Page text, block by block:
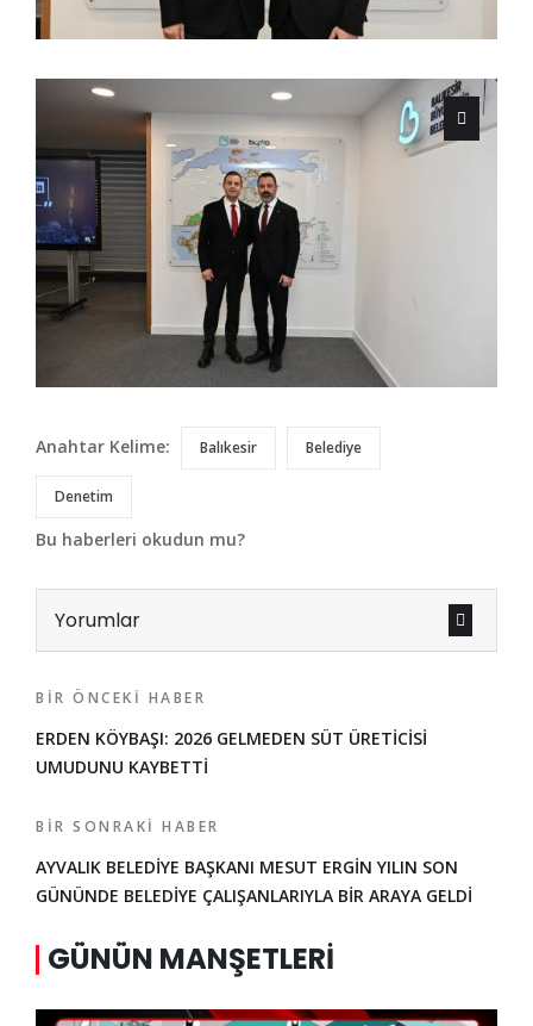
Anahtar Kelime: Balıkesir Belediye
Denetim
Bu haberleri okudun mu?
Yorumlar
BIR ÖNCEKI HABER
ERDEN KÖYBAŞI: 2026 GELMEDEN SÜT ÜRETİCİSİ
UMUDUNU KAYBETTİ
BIR SONRAKI HABER
AYVALIK BELEDİYE BAŞKANI MESUT ERGİN YILIN SON
GÜNÜNDE BELEDİYE ÇALIŞANLARIYLA BİR ARAYA GELDİ
GÜNÜN MANŞETLERI